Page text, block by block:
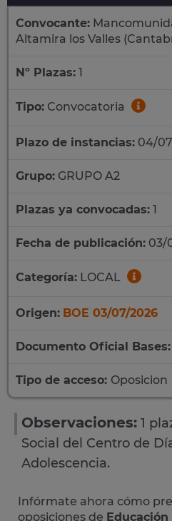
Convocante:
Altamira los Valles
Nº Plazas: 1
Tipo: Convocatoria
Plazo de instancias: 04/
Grupo: GRUPO A2
Plazas ya convocadas: 1
Fecha de publicación: 03/
Categoría: LOCAL
Origen: BOE 03/07/2026
Documento Oficial Bases:
Tipo de acceso: Oposicion
Observaciones: 1
Social del Centro de
Adolescencia.
Infórmate ahora cómo
oposiciones de Educación